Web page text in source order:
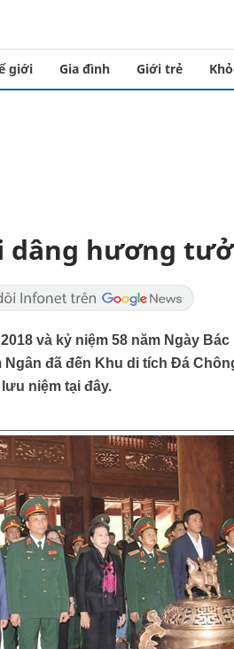
giới Gia đình Giới trẻ
dâng hương
và kỷ niệm 58 năm Ngày
Ngân đã đến Khu di tích Đá
niệm tại đây.